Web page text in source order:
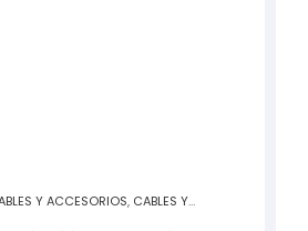
Y ACCESORIOS, CABLES Y